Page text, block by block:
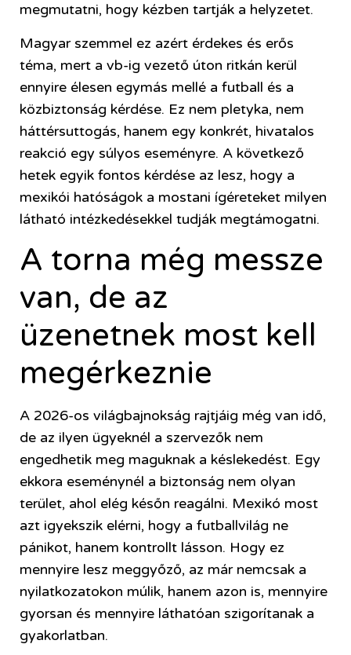
megmutatni, hogy kézben tartják a helyzetet.
Magyar szemmel ez azért érdekes és erős
téma, mert a vb-ig vezető úton ritkán kerül
ennyire élesen egymás mellé a futball és a
közbiztonság kérdése. Ez nem pletyka, nem
háttérsuttogás, hanem egy konkrét, hivatalos
reakció egy súlyos eseményre. A következő
hetek egyik fontos kérdése az lesz, hogy a
mexikói hatóságok a mostani ígéreteket milyen
látható intézkedésekkel tudják megtámogatni.
A torna még messze
van, de az
üzenetnek most kell
megérkeznie
A 2026-os világbajnokság rajtjáig még van idő,
de az ilyen ügyeknél a szervezők nem
engedhetik meg maguknak a késlekedést. Egy
ekkora eseménynél a biztonság nem olyan
terület, ahol elég későn reagálni. Mexikó most
azt igyekszik elérni, hogy a futballvilág ne
pánikot, hanem kontrollt lásson. Hogy ez
mennyire lesz meggyőző, az már nemcsak a
nyilatkozatokon múlik, hanem azon is, mennyire
gyorsan és mennyire láthatóan szigorítanak a
gyakorlatban.